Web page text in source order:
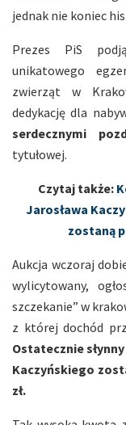
jednak nie koniec
Prezes PiS
unikatowego
zwierząt w
dedykację dla
serdecznymi
tytułowej.
Czytaj także:
Jarosława
zostaną
Aukcja wczoraj
wylicytowany,
szczekanie” w
z której dochód
Ostatecznie
Kaczyńskiego
zł.